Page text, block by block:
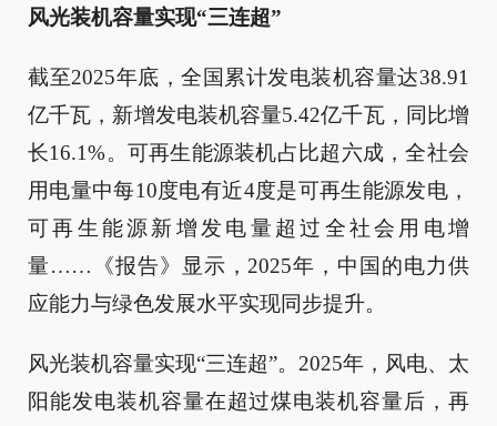
风光装机容量实现“三连超”
截至2025年底，全国累计发电装机容量达38.91
亿千瓦，新增发电装机容量5.42亿千瓦，同比增
长16.1%。可再生能源装机占比超六成，全社会
用电量中每10度电有近4度是可再生能源发电，
可再生能源新增发电量超过全社会用电增
量……《报告》显示，2025年，中国的电力供
应能力与绿色发展水平实现同步提升。
风光装机容量实现“三连超”。2025年，风电、太
阳能发电装机容量在超过煤电装机容量后，再